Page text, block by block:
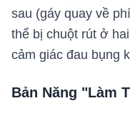
sau (gáy quay về
thể bị chuột rút ở
cảm giác đau bụng
Bản Năng "Làm